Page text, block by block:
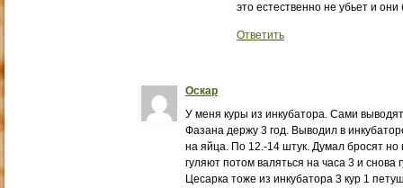
это естественно не убьет и
Ответить
Оскар
У меня куры из инкубатора. Сами
Фазана держу 3 год. Выводил в
на яйца. По 12.-14 штук. Думал бросят но
гуляют потом валяться на часа 3 и
Цесарка тоже из инкубатора 3 кур 1